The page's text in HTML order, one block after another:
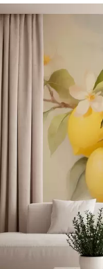
Standard
.00
Premium
.6734.00 €/m²
Premium vinil
65 .00 € /m²
Peel and Stick
81.6749.00€/m²